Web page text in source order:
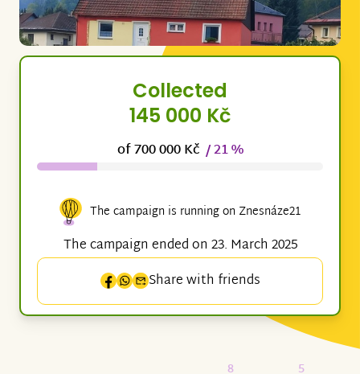
Collected
145 000 Kč
of 700 000 Kč / 21 %
The campaign is running on Znesnáze21
The campaign ended on 23. March 2025
Share with friends
8 5